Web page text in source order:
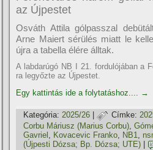
az Újpestet
Osváth Attila gólpasszal
Arne Maiert sérülés miatt le
újra a tabella élére álltak.
A labdarúgó NB I 21. fordulójában a
ra legyőzte az Újpestet.
Egy kattintás ide a folytatáshoz....
→
Kategória: 2025/26 | Címke:
Corbu Máriusz (Marius Corbu) ,
Gavriel
Kovacevic Franko NB1
(Újpesti Dózsa; Bp. Dózsa; UTE)